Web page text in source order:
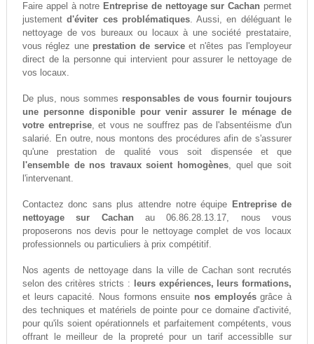
Faire appel à notre Entreprise de nettoyage sur Cachan permet
justementd'éviter ces problématiques. Aussi, en déléguant le
nettoyage de vos bureaux ou locaux à une société prestataire,
vous réglez une prestation de serviceet n'êtes pas l'employeur
direct de la personne qui intervient pour assurer le nettoyage de
vos locaux.
De plus, nous sommes responsables de vous fournir toujours
une personne disponible pour venir assurer le ménage de
votre entreprise, et vous ne souffrez pas de l'absentéisme d'un
salarié. En outre, nous montons des procédures afin de s'assurer
qu'une prestation de qualité vous soit dispensée et que
l'ensemble de nos travaux soient homogènes, quel que soit
l'intervenant.
Contactez donc sans plus attendre notre équipe Entreprise de
nettoyage sur Cachan au 06.86.28.13.17, nous vous
proposerons nos devis pour le nettoyage complet de vos locaux
professionnels ou particuliers à prix compétitif.
Nos agents de nettoyage dans la ville de Cachan sont recrutés
selon des critères stricts :
leurs expériences, leurs formations,
et leurs capacité. Nous formons ensuite nos employésgrâce à
des techniques et matériels de pointe pour ce domaine d'activité,
pour qu'ils soient opérationnels et parfaitement compétents, vous
offrant le meilleur de la propreté pour un tarif accessiblle sur